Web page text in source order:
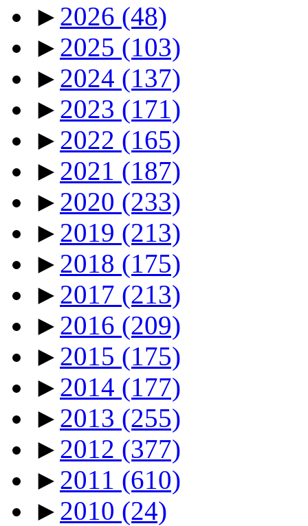
► 2026 (48)
► 2025 (103)
► 2024 (137)
► 2023 (171)
► 2022 (165)
► 2021 (187)
► 2020 (233)
► 2019 (213)
► 2018 (175)
► 2017 (213)
► 2016 (209)
► 2015 (175)
► 2014 (177)
► 2013 (255)
► 2012 (377)
► 2011 (610)
► 2010 (24)